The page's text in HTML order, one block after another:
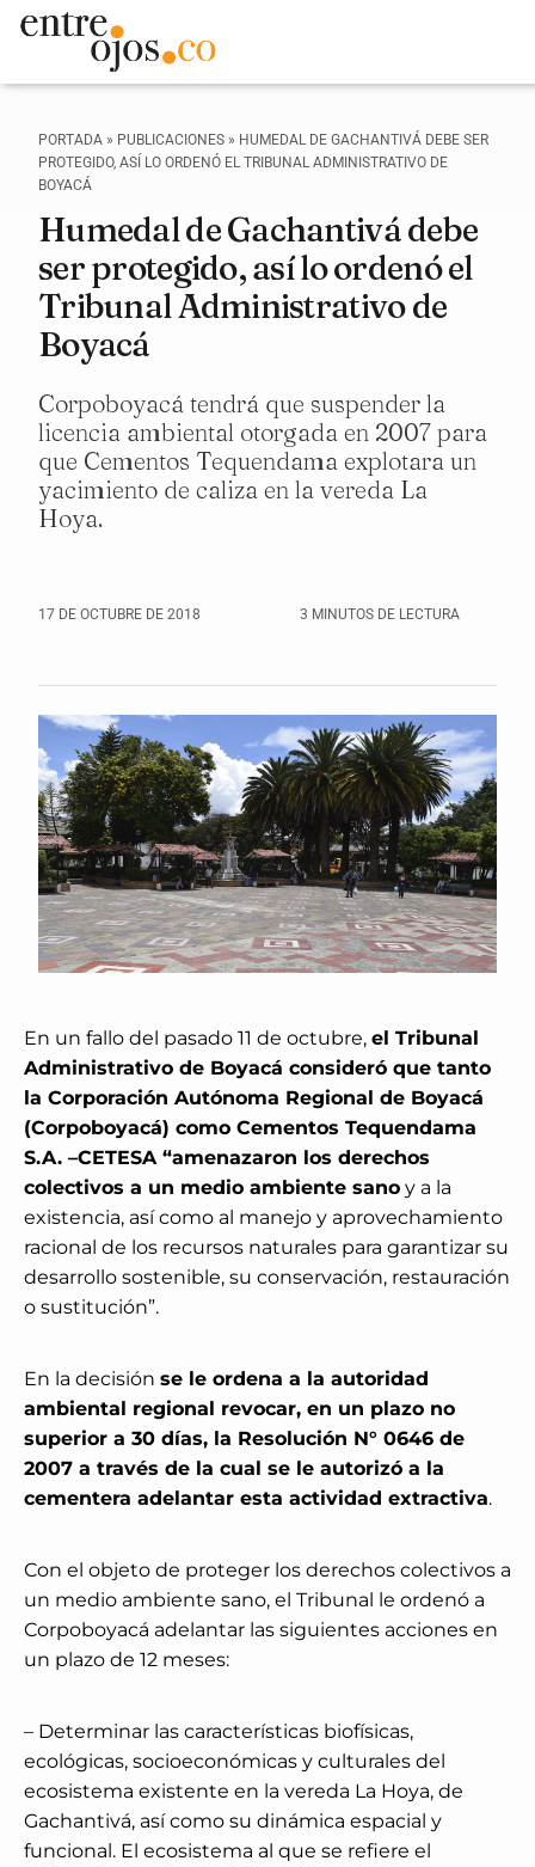
PORTADA » PUBLICACIONES » HUMEDAL DE GACHANTIVÁ DEBE SER
PROTEGIDO, ASÍ LO ORDENÓ EL TRIBUNAL ADMINISTRATIVO DE
BOYACÁ
Humedal de Gachantivá debe
ser protegido, así lo ordenó el
Tribunal Administrativo de
Boyacá
Corpoboyacá tendrá que suspender la
licencia ambiental otorgada en 2007 para
que Cementos Tequendama explotara un
yacimiento de caliza en la vereda La
Hoya.
17 DE OCTUBRE DE 2018 3 MINUTOS DE LECTURA
En un fallo del pasado 11 de octubre, el Tribunal
Administrativo de Boyacá consideró que tanto
la Corporación Autónoma Regional de Boyacá
(Corpoboyacá) como Cementos Tequendama
S.A. –CETESA “amenazaron los derechos
colectivos a un medio ambiente sano y a la
existencia, así como al manejo y aprovechamiento
racional de los recursos naturales para garantizar su
desarrollo sostenible, su conservación, restauración
o sustitución”.
En la decisión se le ordena a la autoridad
ambiental regional revocar, en un plazo no
superior a 30 días, la Resolución N° 0646 de
2007 a través de la cual se le autorizó a la
cementera adelantar esta actividad extractiva.
Con el objeto de proteger los derechos colectivos a
un medio ambiente sano, el Tribunal le ordenó a
Corpoboyacá adelantar las siguientes acciones en
un plazo de 12 meses:
– Determinar las características biofísicas,
ecológicas, socioeconómicas y culturales del
ecosistema existente en la vereda La Hoya, de
Gachantivá, así como su dinámica espacial y
funcional. El ecosistema al que se refiere el